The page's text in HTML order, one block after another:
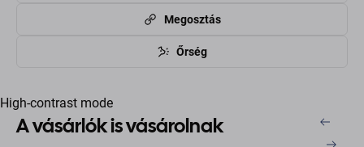
Megosztás
Őrség
High-contrast mode
A vásárlók is vásárolnak